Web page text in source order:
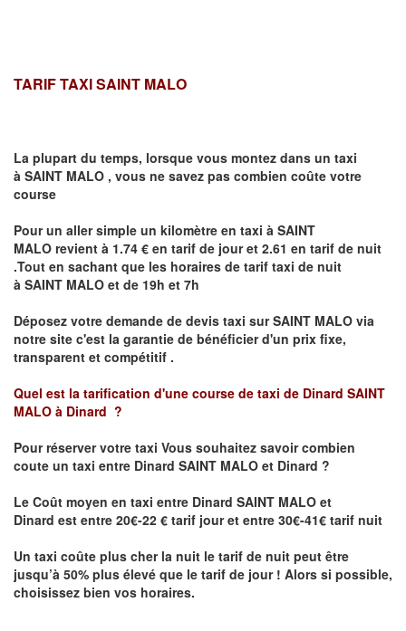
TARIF TAXI SAINT MALO
La plupart du temps, lorsque vous montez dans un taxi
à SAINT MALO , vous ne savez pas combien coûte votre
course
Pour un aller simple un kilomètre en taxi à SAINT
MALO revient à 1.74 € en tarif de jour et 2.61 en tarif de nuit
.Tout en sachant que les horaires de tarif taxi de nuit
à SAINT MALO et de 19h et 7h
Déposez votre demande de devis taxi surSAINT MALO via
notre site c'est la garantie de bénéficier d'un prix fixe,
transparent et compétitif .
Quel est la tarification d'une course de taxi de Dinard SAINT
MALO à Dinard ?
Pour réserver votre taxi Vous souhaitez savoircombien
coute un taxi entre Dinard SAINT MALO et Dinard ?
Le Coût moyen en taxi entre Dinard SAINT MALO et
Dinard est entre 20€-22 € tarif jour et entre 30€-41€ tarif nuit
Un taxi coûte plus cher la nuit le tarif de nuit peut être
jusqu’à 50% plus élevé que le tarif de jour ! Alors si possible,
choisissez bien vos horaires.